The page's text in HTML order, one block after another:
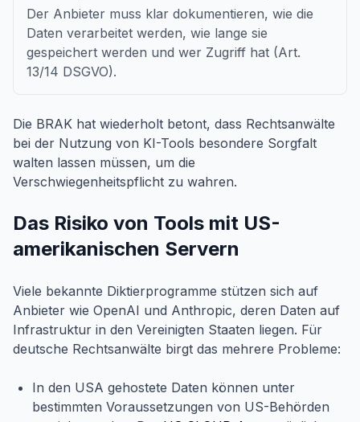
Der Anbieter muss klar dokumentieren, wie die
Daten verarbeitet werden, wie lange sie
gespeichert werden und wer Zugriff hat (Art.
13/14 DSGVO).
Die BRAK hat wiederholt betont, dass Rechtsanwälte
bei der Nutzung von KI-Tools besondere Sorgfalt
walten lassen müssen, um die
Verschwiegenheitspflicht zu wahren.
Das Risiko von Tools mit US-
amerikanischen Servern
Viele bekannte Diktierprogramme stützen sich auf
Anbieter wie OpenAI und Anthropic, deren Daten auf
Infrastruktur in den Vereinigten Staaten liegen. Für
deutsche Rechtsanwälte birgt das mehrere Probleme:
In den USA gehostete Daten können unter
bestimmten Voraussetzungen von US-Behörden